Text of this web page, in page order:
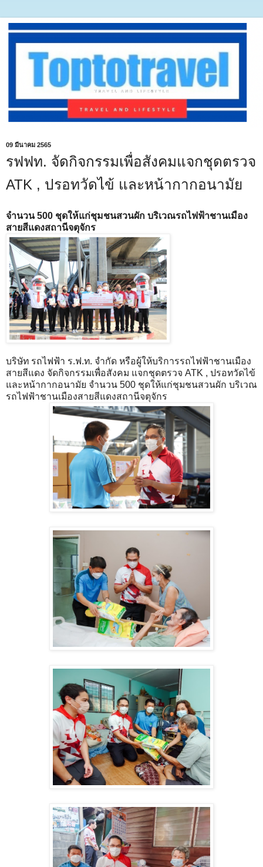
09 มีนาคม 2565
รฟฟท. จัดกิจกรรมเพื่อสังคมแจกชุดตรวจ
ATK , ปรอทวัดไข้ และหน้ากากอนามัย
จำนวน 500 ชุดให้แก่ชุมชนสวนผัก บริเวณรถไฟฟ้าชานเมือง
สายสีแดงสถานีจตุจักร
บริษัท รถไฟฟ้า ร.ฟ.ท. จำกัด หรือผู้ให้บริการรถไฟฟ้าชานเมือง
สายสีแดง จัดกิจกรรมเพื่อสังคม แจกชุดตรวจ ATK , ปรอทวัดไข้
และหน้ากากอนามัย จำนวน 500 ชุดให้แก่ชุมชนสวนผัก บริเวณ
รถไฟฟ้าชานเมืองสายสีแดงสถานีจตุจักร